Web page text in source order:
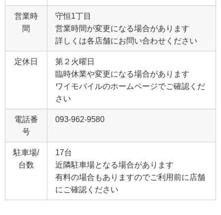
営業時
間
守恒1丁目
営業時間が変更になる場合があります
詳しくは各店舗にお問い合わせください
定休日
第２火曜日
臨時休業や変更になる場合があります
ワイモバイルのホームページでご確認くだ
さい
電話番
号
093-962-9580
駐車場/
台数
17台
近隣駐車場となる場合があります
有料の場合もありますのでご利用前に店舗
にご確認ください